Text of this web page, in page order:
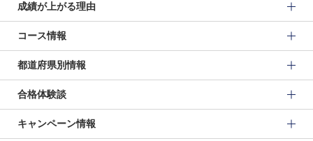
成績が上がる理由
コース情報
都道府県別情報
合格体験談
キャンペーン情報